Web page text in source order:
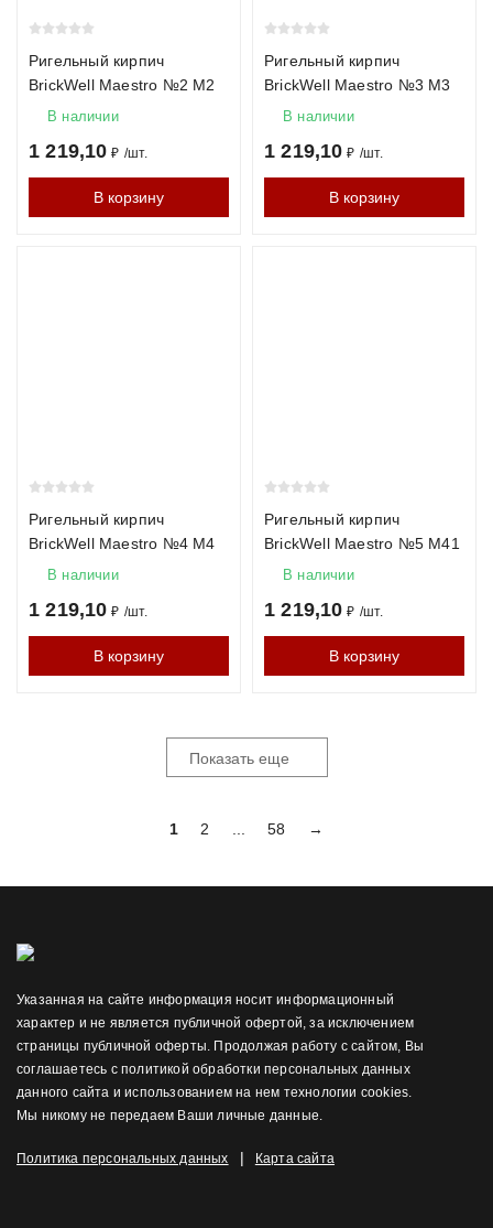
Ригельный кирпич
BrickWell Maestro №2 М2
В наличии
1 219,10 ₽ /шт.
В корзину
Ригельный кирпич
BrickWell Maestro №3 М3
В наличии
1 219,10 ₽ /шт.
В корзину
Ригельный кирпич
BrickWell Maestro №4 М4
В наличии
1 219,10 ₽ /шт.
В корзину
Ригельный кирпич
BrickWell Maestro №5 М41
В наличии
1 219,10 ₽ /шт.
В корзину
Показать еще
1 2 58 →
Указанная на сайте информация носит информационный
характер и не является публичной офертой, за исключением
страницы публичной оферты. Продолжая работу с сайтом, Вы
соглашаетесь с политикой обработки персональных данных
данного сайта и использованием на нем технологии cookies.
Мы никому не передаем Ваши личные данные.
Политика персональных данных | Карта сайта